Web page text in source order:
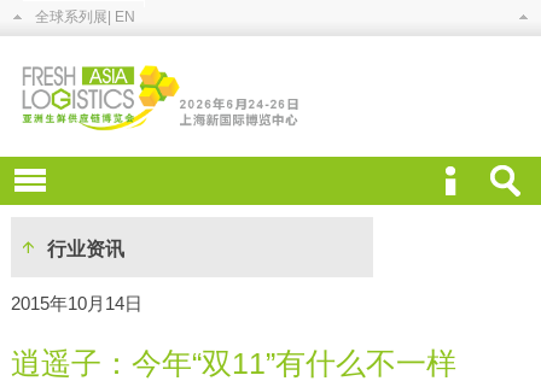
全球系列展 | EN
行业资讯
2015年10月14日
逍遥子：今年“双11”有什么不一样